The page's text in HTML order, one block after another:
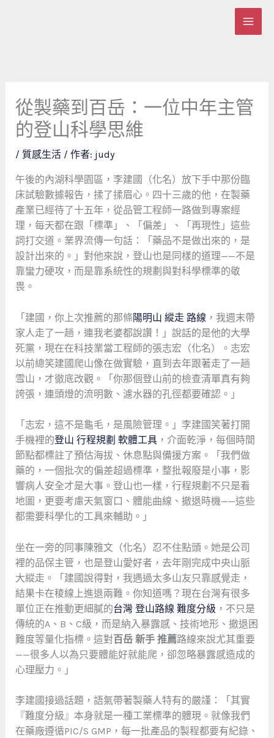
從製藥到百岳：一位中年主管
的登山科學思維
/ 質感生活/ 作者: judy
午後的內湖科學園區，李建國（化名）放下手中那份臨
床試驗數據報告，揉了揉眉心。四十三歲的他，在製藥
產業已經待了十五年，從品管工程師一路做到專案經
理，每天都在跟「標準」、「偏差」、「再現性」這些
詞打交道。業界流傳一句話：「藥品不是做出來的，是
設計出來的。」對他來說，登山也是同樣的道理——不是
靠蠻力硬攻，而是靠系統性的規劃與對科學標準的敬
畏。
「建國，你上次推薦的那條陽明山 縱走 路線 ，我週末帶
家人走了一趟，連我老婆都說讚！」說話的是他的大學
死黨，現在在科技業當工程師的張志宏（化名）。志宏
以前總笑建國爬山像在做實驗，直到去年跟著走了一趟
雪山，才徹底改觀。「你那個登山前的檢查清單真有夠
誇張，連頭燈的流明數、濾水器的孔徑都要確認。」
「志宏，這不是龜毛，是風險管理。」李建國笑著打開
手機裡的登山 行程規劃 軟體工具，介面乾淨，每個時間
節點都標註了預估海拔、休息點與備援方案。「我們做
藥的，一個批次的偏差超過標準，整批報廢是小事，影
響病人安全才是大事。登山也一樣，行程規劃不只是看
地圖，更要考慮天氣窗口、體能曲線、撤退時機——這些
都需要科學化的工具來輔助。」
坐在一旁的同事陳雅文（化名）忍不住點頭。她是公司
裡的品保主管，也是登山愛好者，去年剛完成中央山脈
大縱走。「建國說得對，我遇過太多山友只靠感覺走，
結果卡在稜線上進退兩難。你知道嗎？現在台灣有很多
單位正在推動更細膩的台灣 登山路線 難度分級 ，不只是
傳統的A、B、C級，而是納入暴露感、技術地形、撤退困
難度等量化指標。這對百岳 新手 推薦路線來說尤其重要
——很多人以為只要體能好就能爬，卻忽略暴露感造成的
心理壓力。」
李建國接過話題，語氣帶著製藥人特有的嚴謹：「其實
『難度分級』本身就是一種工業標準的體現。就像我們
在藥廠遵循PIC/S GMP，每一批產品的製程都要有紀錄、